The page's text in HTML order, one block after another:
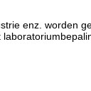
enz. worden